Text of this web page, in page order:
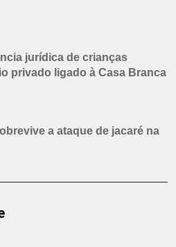
jurídica de crianças
privado ligado à Casa Branca
a ataque de jacaré na